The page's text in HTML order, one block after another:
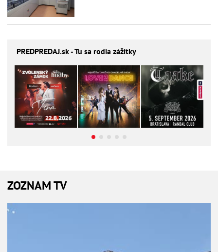
PREDPREDAJ.sk - Tu sa rodia zážitky
ZOZNAM TV